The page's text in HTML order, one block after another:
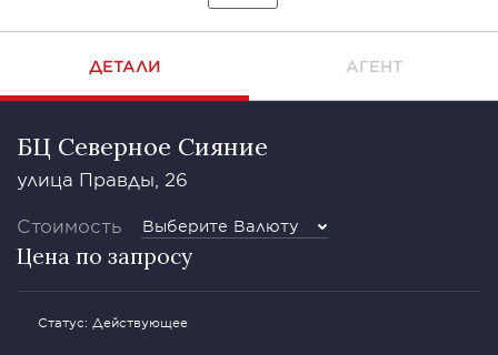
ДЕТАЛИ АГЕНТ
БЦ Северное Сияние
улица Правды, 26
Стоимость Выберите Валюту
Цена по запросу
Статус: Действующее